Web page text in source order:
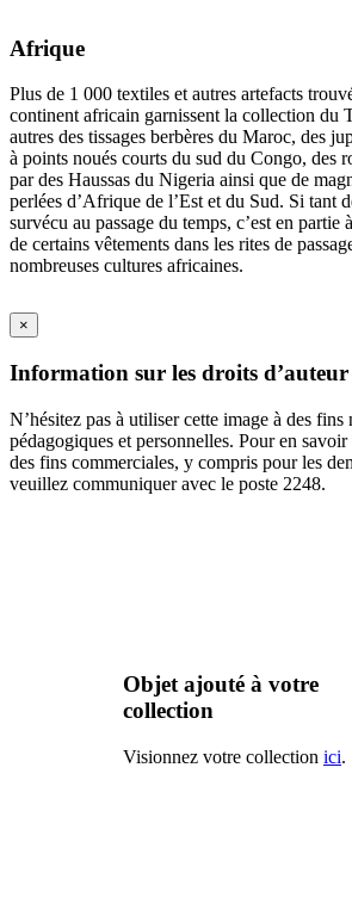
Afrique
Plus de 1 000 textiles et autres artefacts
continent africain garnissent la collection du
autres des tissages berbères du Maroc, des
à points noués courts du sud du Congo, des
par des Haussas du Nigeria ainsi que de
perlées d’Afrique de l’Est et du Sud. Si tant
survécu au passage du temps, c’est en partie
de certains vêtements dans les rites de
nombreuses cultures africaines.
×
Information sur les droits d’auteur
N’hésitez pas à utiliser cette image à des fins
pédagogiques et personnelles. Pour en
des fins commerciales, y compris pour les
veuillez communiquer avec le poste 2248.
Objet ajouté à votre
collection
Visionnez votre collection ici.